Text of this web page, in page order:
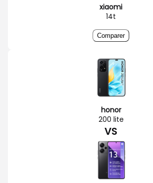
xiaomi
14t
Comparer
honor
200 lite
VS